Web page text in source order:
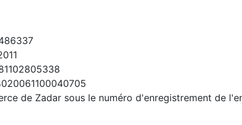
de Zadar sous le numéro d'enregistrement de